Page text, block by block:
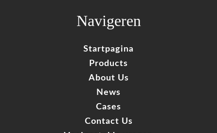
Navigeren
Startpagina
Products
About Us
News
Cases
Contact Us